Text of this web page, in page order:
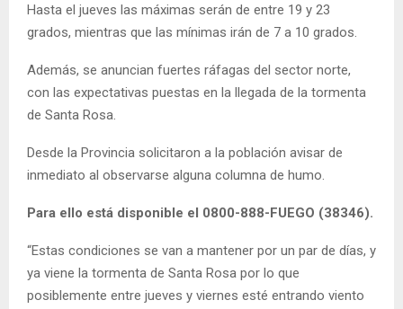
Hasta el jueves las máximas serán de entre 19 y 23
grados, mientras que las mínimas irán de 7 a 10 grados.
Además, se anuncian fuertes ráfagas del sector norte,
con las expectativas puestas en la llegada de la tormenta
de Santa Rosa.
Desde la Provincia solicitaron a la población avisar de
inmediato al observarse alguna columna de humo.
Para ello está disponible el 0800-888-FUEGO (38346).
“Estas condiciones se van a mantener por un par de días, y
ya viene la tormenta de Santa Rosa por lo que
posiblemente entre jueves y viernes esté entrando viento